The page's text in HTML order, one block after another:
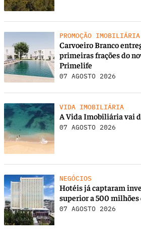
PROMOÇÃO IMOBILIÁRIA
Carvoeiro Branco
primeiras frações do
Primelife
07 AGOSTO 2026
VIDA IMOBILIÁRIA
A Vida Imobiliária vai
07 AGOSTO 2026
NEGÓCIOS
Hotéis já captaram
superior a 500 milhões
07 AGOSTO 2026